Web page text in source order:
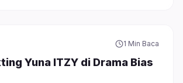
1 Min Baca
Yuna ITZY di Drama Bias